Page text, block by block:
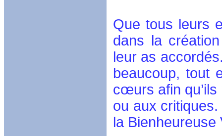
Que tous leurs
dans la
leur as
beaucoup, tout
cœurs afin qu’ils
ou aux critiques.
la Bienheureuse